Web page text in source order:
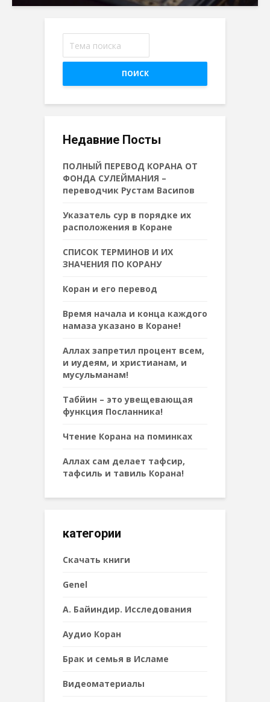
ПОИСК
Недавние Посты
ПОЛНЫЙ ПЕРЕВОД КОРАНА ОТ
ФОНДА СУЛЕЙМАНИЯ –
переводчик Рустам Васипов
Указатель сур в порядке их
расположения в Коране
СПИСОК ТЕРМИНОВ И ИХ
ЗНАЧЕНИЯ ПО КОРАНУ
Коран и его перевод
Время начала и конца каждого
намаза указано в Коране!
Аллах запретил процент всем,
и иудеям, и христианам, и
мусульманам!
Табйин – это увещевающая
функция Посланника!
Чтение Корана на поминках
Аллах сам делает тафсир,
тафсиль и тавиль Корана!
категории
Cкачать книги
Genel
А. Байиндир. Исследования
Аудио Коран
Брак и семья в Исламе
Видеоматериалы